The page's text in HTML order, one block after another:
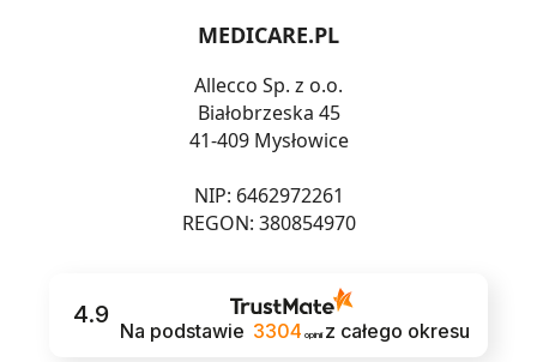
MEDICARE.PL
Allecco Sp. z o.o.
Białobrzeska 45
41-409 Mysłowice
NIP: 6462972261
REGON: 380854970
4.9
Na podstawie 3304 opinii z całego okresu